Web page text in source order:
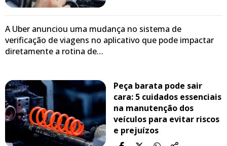
A Uber anunciou uma mudança no sistema de
verificação de viagens no aplicativo que pode impactar
diretamente a rotina de…
Peça barata pode sair
cara: 5 cuidados essenciais
na manutenção dos
veículos para evitar riscos
e prejuízos